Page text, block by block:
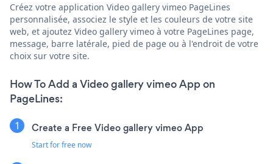
Créez votre application Video gallery vimeo PageLines
personnalisée, associez le style et les couleurs de votre site
web, et ajoutez Video gallery vimeo à votre PageLines page,
message, barre latérale, pied de page ou à l'endroit de votre
choix sur votre site.
How To Add a Video gallery vimeo App on
PageLines:
Create a Free Video gallery vimeo App
Start for free now